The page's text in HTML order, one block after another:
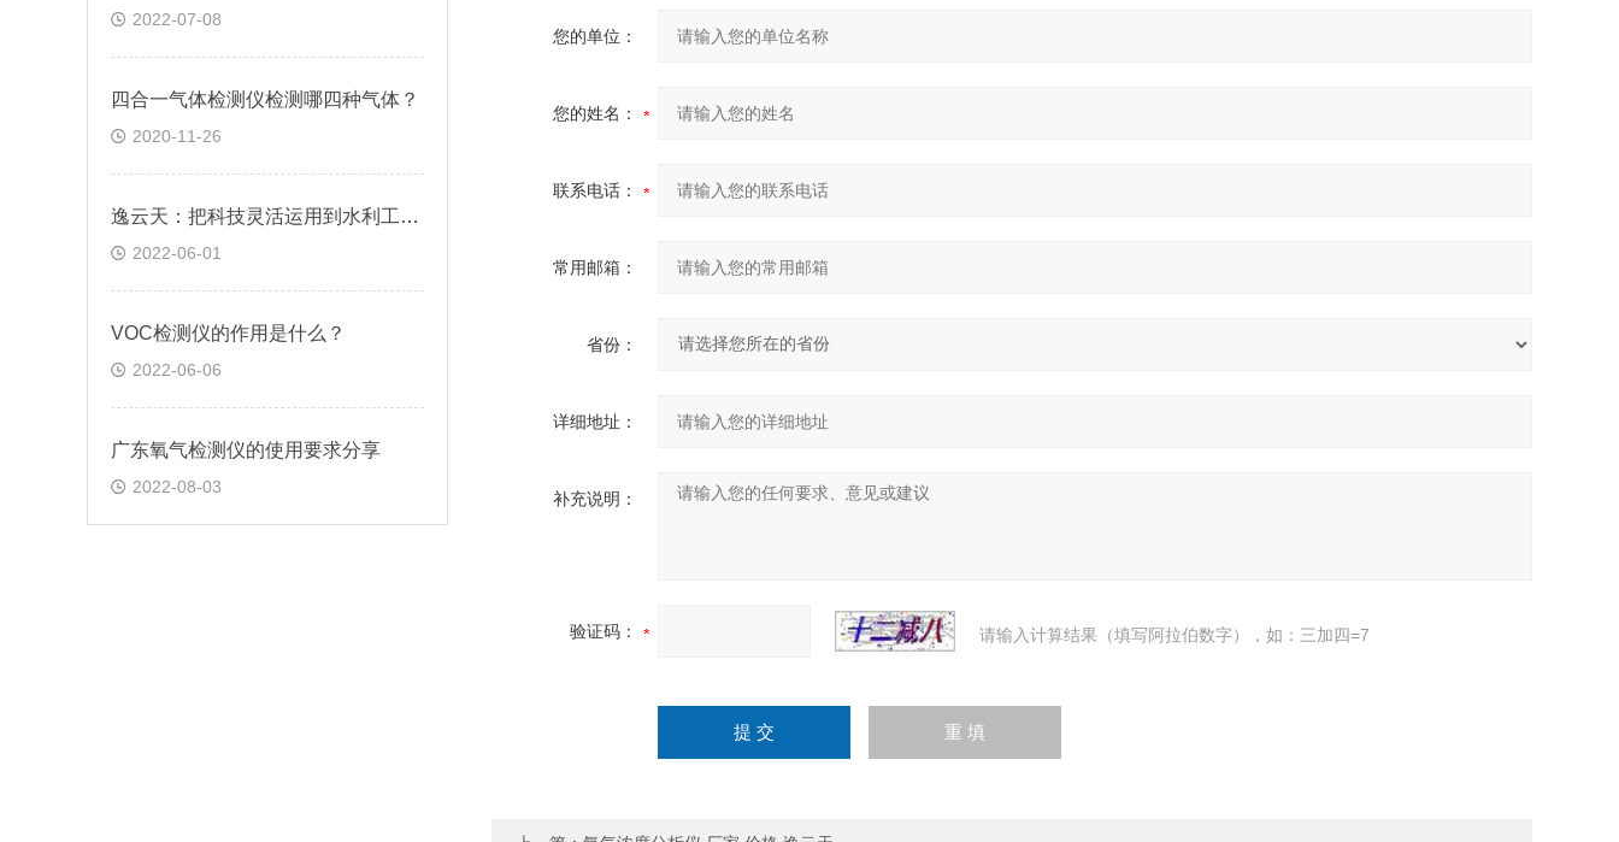
2022-07-08
四合一气体检测仪检测哪四种气体？
2020-11-26
逸云天：把科技灵活运用到水利工程气体检测中
2022-06-01
VOC检测仪的作用是什么？
2022-06-06
广东氧气检测仪的使用要求分享
2022-08-03
您的单位：
您的姓名：
联系电话：
常用邮箱：
省份：
详细地址：
补充说明：
验证码： 请输入计算结果（填写阿拉伯数字），如：三加四=7